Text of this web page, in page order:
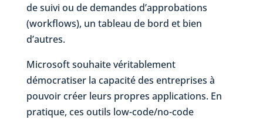
de suivi ou de demandes d’approbations
(workflows), un tableau de bord et bien
d’autres.
Microsoft souhaite véritablement
démocratiser la capacité des entreprises à
pouvoir créer leurs propres applications. En
pratique, ces outils low-code/no-code